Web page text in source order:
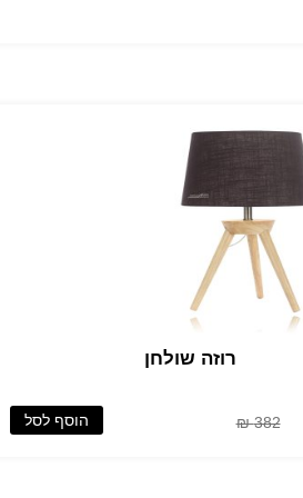
רוזה שולחן
382 ₪ הוסף לסל